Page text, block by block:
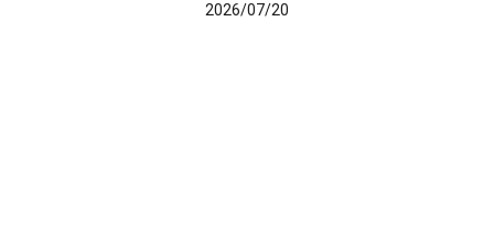
2026/07/20